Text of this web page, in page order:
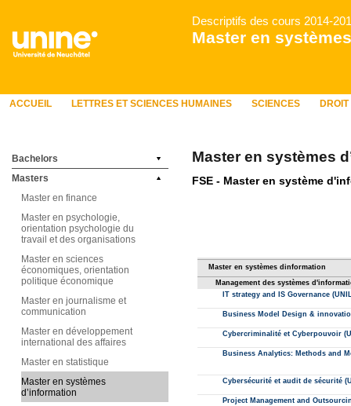
Descriptifs des cours 2014-
Master en
ACCUEIL LETTRES ET SCIENCES HUMAINES SCIENCES DROIT
Bachelors
Masters
Master en finance
Master en psychologie,
orientation psychologie du
travail et des organisations
Master en sciences
économiques, orientation
politique économique
Master en journalisme et
communication
Master en développement
international des affaires
Master en statistique
Master en systèmes
d’information
Master en systèmes